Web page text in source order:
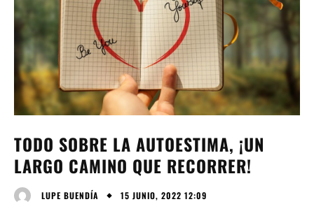
TODO SOBRE LA AUTOESTIMA, ¡UN
LARGO CAMINO QUE RECORRER!
LUPE BUENDÍA 15 JUNIO, 2022 12:09